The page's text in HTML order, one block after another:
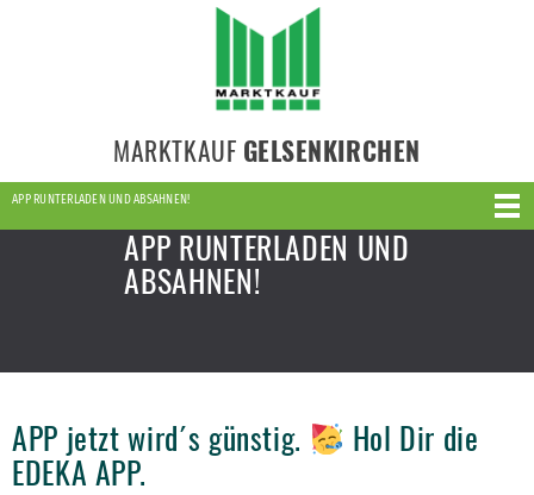
MARKTKAUF GELSENKIRCHEN
APP RUNTERLADEN UND ABSAHNEN!
APP RUNTERLADEN UND
ABSAHNEN!
APP jetzt wird´s günstig. Hol Dir die
EDEKA APP.